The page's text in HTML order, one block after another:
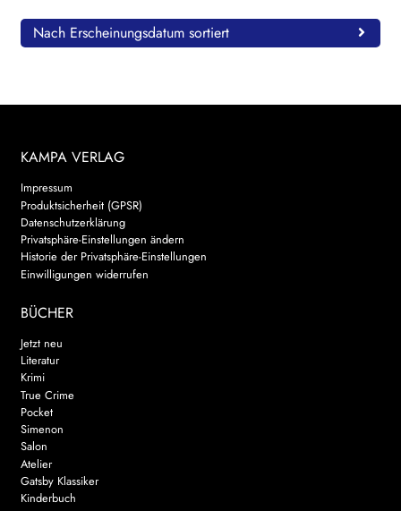
Nach Erscheinungsdatum sortiert
KAMPA VERLAG
Impressum
Produktsicherheit (GPSR)
Datenschutzerklärung
Privatsphäre-Einstellungen ändern
Historie der Privatsphäre-Einstellungen
Einwilligungen widerrufen
BÜCHER
Jetzt neu
Literatur
Krimi
True Crime
Pocket
Simenon
Salon
Atelier
Gatsby Klassiker
Kinderbuch